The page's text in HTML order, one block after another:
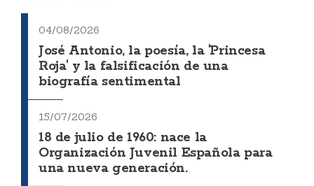
04/08/2026
José Antonio, la poesía, la 'Princesa
Roja' y la falsificación de una
biografía sentimental
15/07/2026
18 de julio de 1960: nace la
Organización Juvenil Española para
una nueva generación.